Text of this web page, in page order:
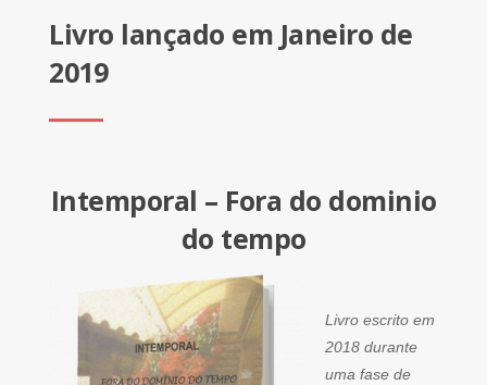
Livro lançado em Janeiro de
2019
Intemporal – Fora do dominio
do tempo
Livro escrito em
2018 durante
uma fase de